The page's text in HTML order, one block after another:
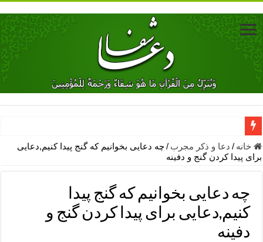
دعای جلب محبت فوری معشوق – دعای جلب محبت شوهر
دعای مشکل گشا برای رفع فقر – ذکرهای روزی‌ بخش
معجزات دعای یا من اظهر الجمیل – دعای یا من اظهر الجمیل برای
مهم ترین اذکار الهی و فضیلت آن ها – ذکر مخصوص مستجاب الدعوه
دعا برای ترس بچه ها در خواب – دعای ترس و بی خوابی کودکان
خانه / دعا و ذکر مجرب /چه دعایی بخوانیم که گنج پیدا کنیم,دعایی
برای پیدا کردن گنج و دفینه
چه دعایی بخوانیم که گنج پیدا
کنیم,دعایی برای پیدا کردن گنج و
دفینه